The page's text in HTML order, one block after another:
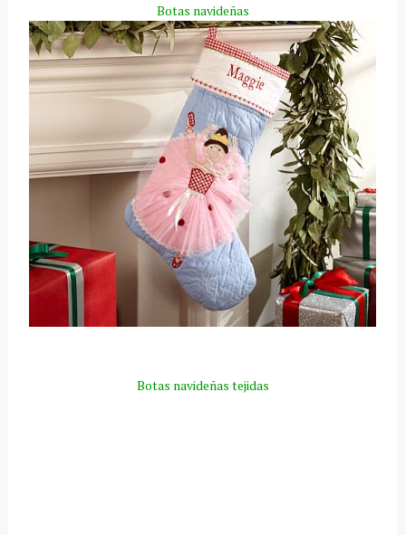
Botas navideñas
Botas navideñas tejidas